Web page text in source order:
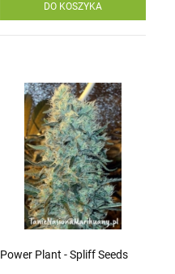
DO KOSZYKA
Power Plant - Spliff Seeds